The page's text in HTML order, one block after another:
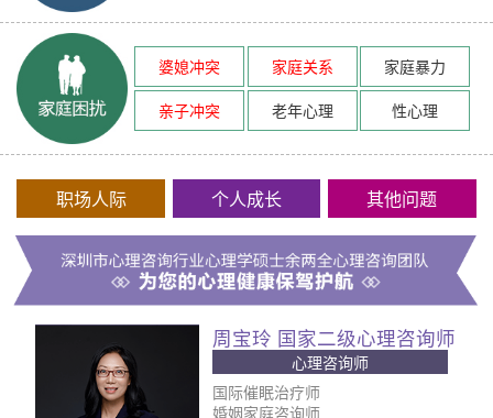
婆媳冲突 家庭关系
家庭暴力
亲子冲突
老年心理 性心理
职场人际 个人成长 其他问题
周宝玲 国家二级心理咨询师
心理咨询师
国际催眠治疗师
婚姻家庭咨询师